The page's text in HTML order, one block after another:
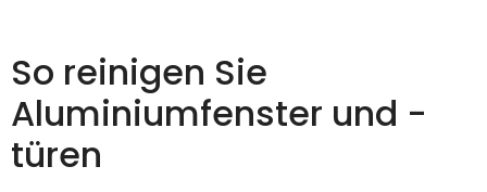
So reinigen Sie
Aluminiumfenster und -
türen